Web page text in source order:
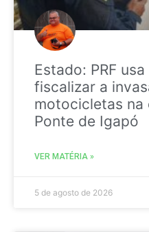
Estado: PRF
fiscalizar a
motocicletas na
Ponte de Igapó
VER MATÉRIA »
5 de agosto de 2026